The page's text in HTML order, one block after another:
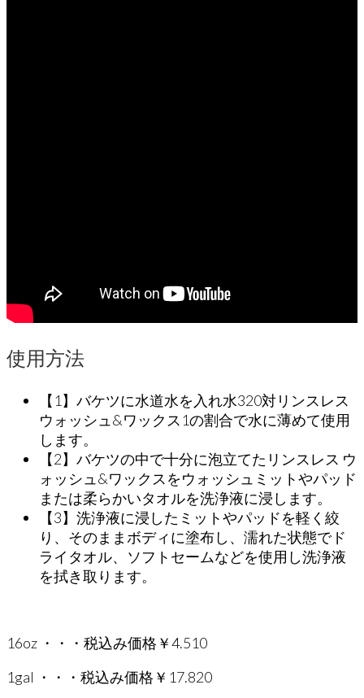
使用方法
【1】バケツに水道水を入れ水320対リンスレス
ウォッシュ&ワックス1の割合で水に薄めて使用
します。
【2】バケツの中で十分に泡立てたリンスレス ウ
ォッシュ&ワックスをウォッシュミットやパッド
または柔らかいタオルを洗浄液に浸します。
【3】洗浄液に浸したミットやパッドを軽く絞
り、そのままボディに塗布し、濡れた状態でド
ライタオル、ソフトセームなどを使用し洗浄液
を拭き取ります。
16oz ・・・税込み価格￥4.510
1gal ・・・税込み価格￥17.820